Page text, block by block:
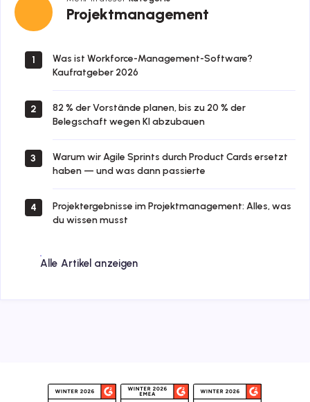
Projektmanagement
1
Was ist Workforce-Management-Software?
Kaufratgeber 2026
2
82 % der Vorstände planen, bis zu 20 % der
Belegschaft wegen KI abzubauen
3
Warum wir Agile Sprints durch Product Cards ersetzt
haben — und was dann passierte
4
Projektergebnisse im Projektmanagement: Alles, was
du wissen musst
Alle Artikel anzeigen